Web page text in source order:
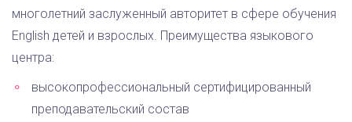
многолетний заслуженный авторитет в сфере обучения
English детей и взрослых. Преимущества языкового
центра:
высокопрофессиональный сертифицированный
преподавательский состав